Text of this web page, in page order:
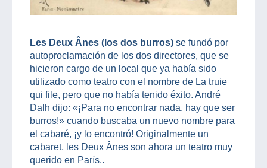
Les Deux Ânes (los dos burros) se fundó por
autoproclamación de los dos directores, que se
hicieron cargo de un local que ya había sido
utilizado como teatro con el nombre de La truie
qui file, pero que no había tenido éxito. André
Dalh dijo: «¡Para no encontrar nada, hay que ser
burros!» cuando buscaba un nuevo nombre para
el cabaré, ¡y lo encontró! Originalmente un
cabaret, les Deux Ânes son ahora un teatro muy
querido en París..